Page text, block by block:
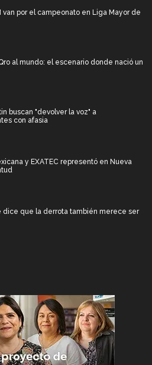
van por el campeonato en Liga Mayor de
al mundo: el escenario donde nació un
buscan "devolver la voz" a
con afasia
y EXATEC representó en Nueva
dice que la derrota también merece ser